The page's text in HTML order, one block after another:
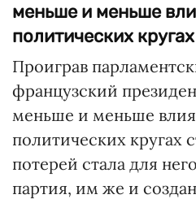
меньше и меньше
политических
Проиграв
французский
меньше и меньше
политических кругах
потерей стала для
партия, им же и